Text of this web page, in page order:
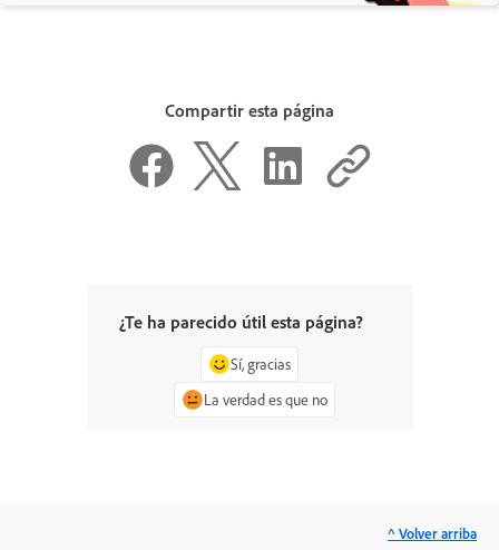
Compartir esta página
¿Te ha parecido útil esta página?
Sí, gracias
La verdad es que no
^ Volver arriba